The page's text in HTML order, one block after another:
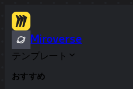
Miroverse
テンプレート
おすすめ